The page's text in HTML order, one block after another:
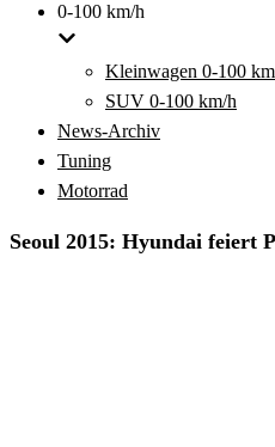
0-100 km/h
Kleinwagen 0-100
SUV 0-100 km/h
News-Archiv
Tuning
Motorrad
Seoul 2015: Hyundai feiert